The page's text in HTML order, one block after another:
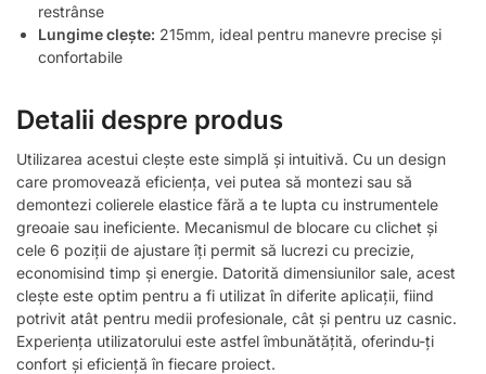
restrânse
Lungime clește: 215mm, ideal pentru manevre precise și
confortabile
Detalii despre produs
Utilizarea acestui clește este simplă și intuitivă. Cu un design
care promovează eficiența, vei putea să montezi sau să
demontezi colierele elastice fără a te lupta cu instrumentele
greoaie sau ineficiente. Mecanismul de blocare cu clichet și
cele 6 poziții de ajustare îți permit să lucrezi cu precizie,
economisind timp și energie. Datorită dimensiunilor sale, acest
clește este optim pentru a fi utilizat în diferite aplicații, fiind
potrivit atât pentru medii profesionale, cât și pentru uz casnic.
Experiența utilizatorului este astfel îmbunătățită, oferindu-ți
confort și eficiență în fiecare proiect.